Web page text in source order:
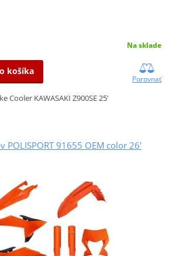
Na sklade
košíka
Porovnať
Cooler KAWASAKI Z900SE 25'
POLISPORT 91655 OEM color 26'